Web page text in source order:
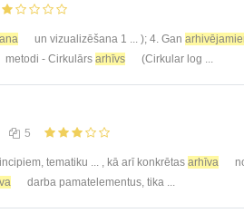
un vizualizēšana 1 ... ); 4. Gan
metodi - Cirkulārs arhīvs (Cirkular log ...
5
tematiku ... , kā arī konkrētas arhīva
darba pamatelementus, tika ...